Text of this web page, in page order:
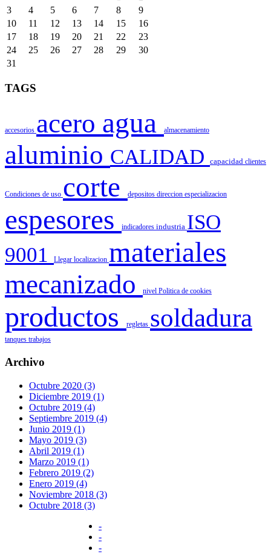
3
4 5 6 7 8
9
10
11 12 13 14 15
16
17
18 19 20 21 22
23
24
25 26 27 28 29
30
31
TAGS
accesorios acero agua almacenamiento
aluminio CALIDAD capacidad clientes
Condiciones de uso corte depositos direccion especializacion
espesores indicadores industria ISO
9001
Llegar localizacion materiales
mecanizado nivel Politica de cookies
productos regletas soldadura
tanques trabajos
Archivo
Octubre 2020 (3)
Diciembre 2019 (1)
Octubre 2019 (4)
Septiembre 2019 (4)
Junio 2019 (1)
Mayo 2019 (3)
Abril 2019 (1)
Marzo 2019 (1)
Febrero 2019 (2)
Enero 2019 (4)
Noviembre 2018 (3)
Octubre 2018 (3)
-
-
-